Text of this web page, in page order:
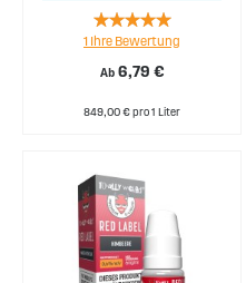
Ab 6,79 €
Rating:
100%
1 Ihre Bewertung
849,00 € pro 1 Liter